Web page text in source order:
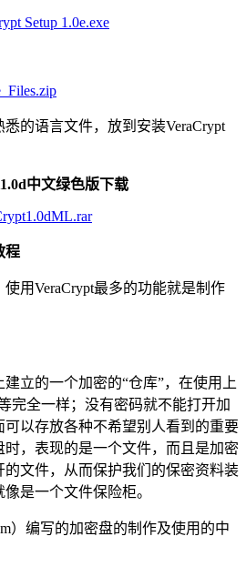
Setup 1.0e.exe
的语言文件，放到安装VeraCrypt
中文绿色版下载
程
用VeraCrypt最多的功能就是制作
立的一个加密的“仓库”，在使用上
完全一样；没有密码就不能打开加
以存放各种不希望别人看到的重要
，表现的是一个文件，而且是加密
文件，从而保护我们的保密资料装
是一个文件保险柜。
）编写的加密盘的制作及使用的中